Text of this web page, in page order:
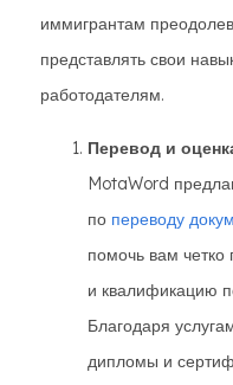
иммигрантам
представлять свои
работодателям.
Перевод и
MotaWord
по переводу
помочь вам четко
и квалификацию
Благодаря
дипломы и